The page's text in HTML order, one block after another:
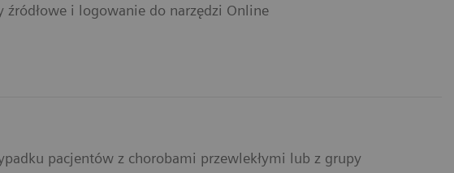
źródłowe i logowanie do narzędzi Online
pacjentów z chorobami przewlekłymi lub z grupy